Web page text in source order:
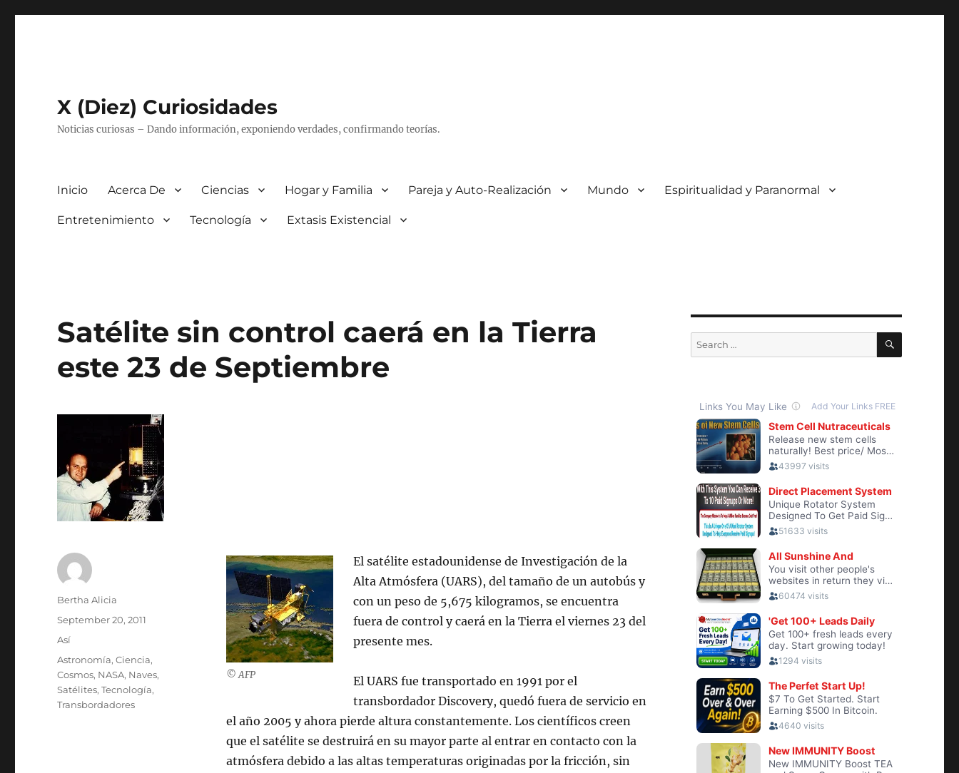
X (Diez) Curiosidades
Noticias curiosas – Dando información, exponiendo verdades, confirmando teorías.
Inicio Acerca De Ciencias Hogar y Familia Pareja y Auto-Realización Mundo Espiritualidad y Paranormal
Entretenimiento Tecnología Extasis Existencial
Satélite sin control caerá en la Tierra
este 23 de Septiembre
© AFP
El satélite estadounidense de Investigación de la
Alta Atmósfera (UARS), del tamaño de un autobús y
con un peso de 5,675 kilogramos, se encuentra
fuera de control y caerá en la Tierra el viernes 23 del
presente mes.
El UARS fue transportado en 1991 por el
transbordador Discovery, quedó fuera de servicio en
el año 2005 y ahora pierde altura constantemente. Los científicos creen
que el satélite se destruirá en su mayor parte al entrar en contacto con la
atmósfera debido a las altas temperaturas originadas por la fricción, sin
Author
Bertha Alicia
Posted
September 20, 2011
Categories
Así
Tags
Astronomía,Ciencia,
Cosmos, NASA, Naves,
Satélites,Tecnología,
Transbordadores
Search
for:
SEARCH